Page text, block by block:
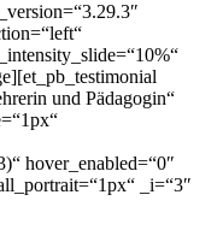
und Pädagogin“
hover_enabled=“0″
_i=“3″